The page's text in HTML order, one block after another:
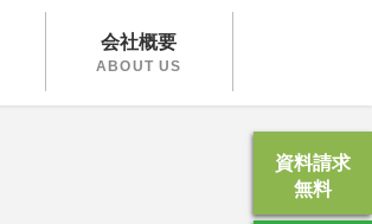
会社概要
ABOUT US
資料請求
無料